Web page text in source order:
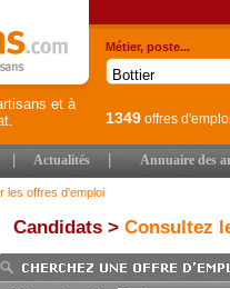
et à
Métier, poste...
1349 offres
Actualités Annuaire des
les offres d'emploi
Candidats > Consultez